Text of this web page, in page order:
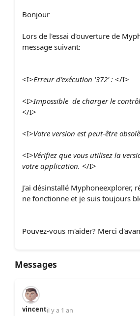
Bonjour
Lors de l'essai d'ouverture de
message suivant:
<I>Erreur d’exécution '372' : </I>
<I>Impossible de charger le
</I>
<I>Votre version est peut-être
<I>Vérifiez que vous utilisez la
votre application. </I>
J'ai désinstallé Myphoneexplorer,
ne fonctionne et je suis toujours
Pouvez-vous m'aider? Merci
Messages
vincentil y a 1 an